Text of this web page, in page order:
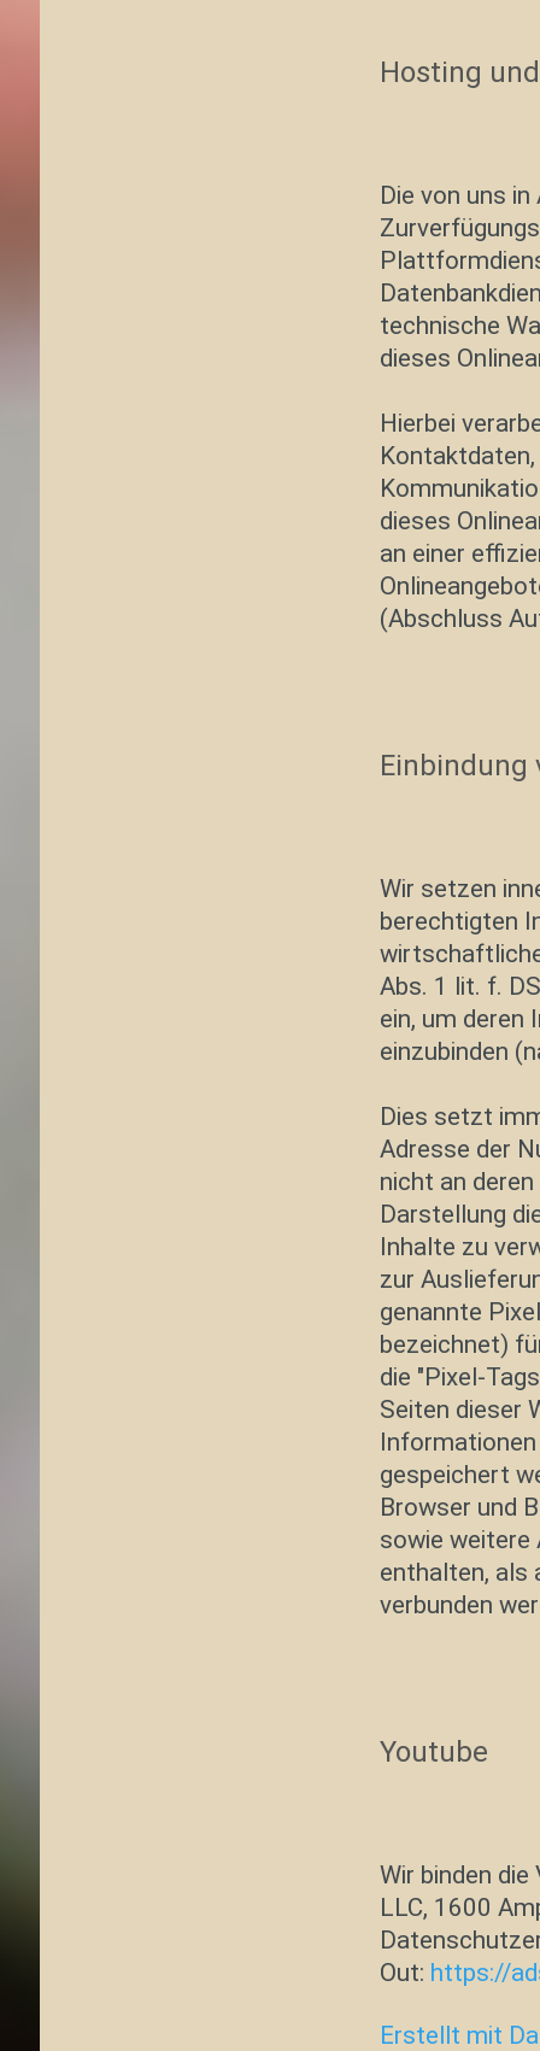
Hosting
Die von uns
technische
dieses
Hierbei
dieses
an einer
(Abschluss
Einbindung
Wir setzen
berechtigten
Abs. 1 lit. f.
ein, um deren
einzubinden
Dies setzt
Adresse der
nicht an
Darstellung
Inhalte zu
zur
genannte
bezeichnet)
die "Pixel-
Seiten dieser
gespeichert
Browser und
sowie weitere
enthalten, als
verbunden
Youtube
Wir binden
LLC, 1600
Out: https://
Erstellt mit